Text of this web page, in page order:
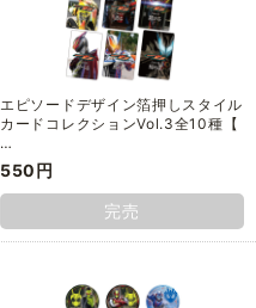
エピソードデザイン箔押しスタイル
カードコレクションVol.3全10種【
…
550円
完売